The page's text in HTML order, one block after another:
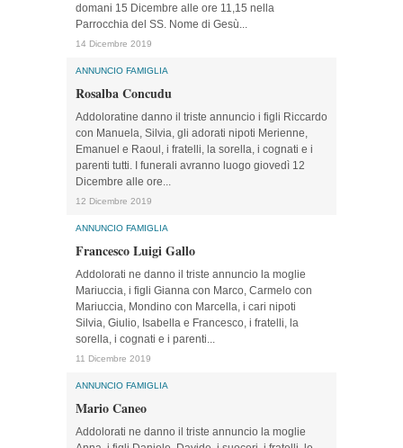
domani 15 Dicembre alle ore 11,15 nella
Parrocchia del SS. Nome di Gesù...
14 Dicembre 2019
ANNUNCIO FAMIGLIA
Rosalba Concudu
Addoloratine danno il triste annuncio i figli Riccardo
con Manuela, Silvia, gli adorati nipoti Merienne,
Emanuel e Raoul, i fratelli, la sorella, i cognati e i
parenti tutti. I funerali avranno luogo giovedì 12
Dicembre alle ore...
12 Dicembre 2019
ANNUNCIO FAMIGLIA
Francesco Luigi Gallo
Addolorati ne danno il triste annuncio la moglie
Mariuccia, i figli Gianna con Marco, Carmelo con
Mariuccia, Mondino con Marcella, i cari nipoti
Silvia, Giulio, Isabella e Francesco, i fratelli, la
sorella, i cognati e i parenti...
11 Dicembre 2019
ANNUNCIO FAMIGLIA
Mario Caneo
Addolorati ne danno il triste annuncio la moglie